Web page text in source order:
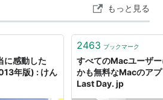
人も多いという。もう一つはラ
はChatGPTに質問をする程度の
もっと見る
に感動した
年版) : けん
2463 ブックマーク
すべてのMacユーザ
かも無料なMacのア
Last Day. jp